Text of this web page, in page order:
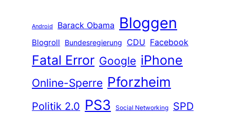
Android Barack Obama Bloggen
Blogroll Bundesregierung CDU Facebook
Fatal Error Google iPhone
Online-Sperre Pforzheim
Politik 2.0 PS3 Social Networking
SPD